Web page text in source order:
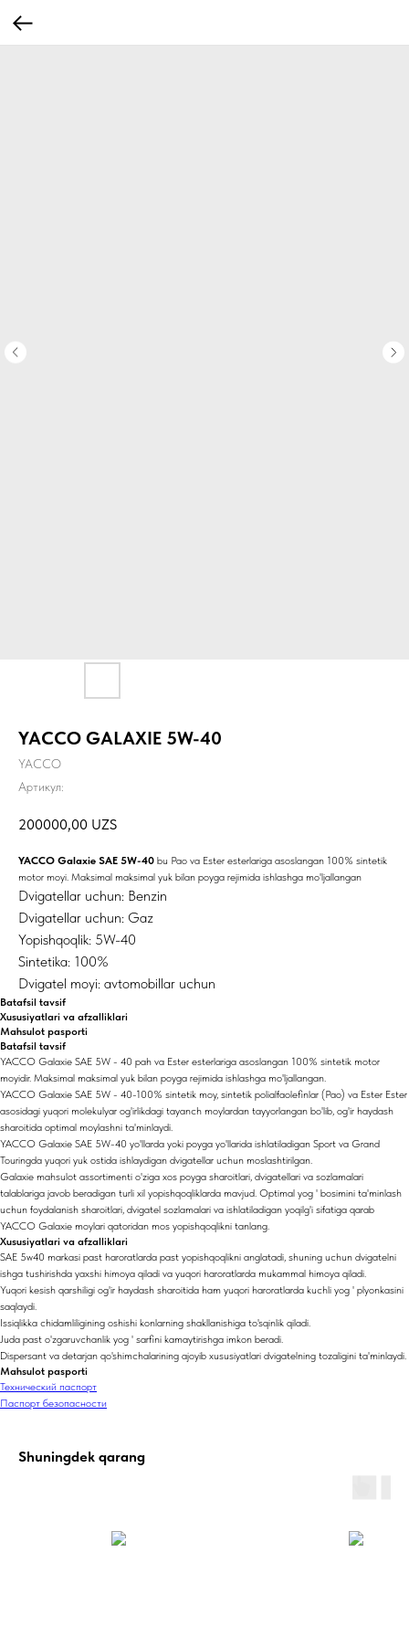
YACCO GALAXIE 5W-40
YACCO
Артикул:
200000,00 UZS
YACCO Galaxie SAE 5W-40 bu Pao va Ester esterlariga asoslangan 100% sintetik
motor moyi. Maksimal maksimal yuk bilan poyga rejimida ishlashga mo'ljallangan
Dvigatellar uchun: Benzin
Dvigatellar uchun: Gaz
Yopishqoqlik: 5W-40
Sintetika: 100%
Dvigatel moyi: avtomobillar uchun
Batafsil tavsif
Xususiyatlari va afzalliklari
Mahsulot pasporti
Batafsil tavsif
YACCO Galaxie SAE 5W - 40 pah va Ester esterlariga asoslangan 100% sintetik motor
moyidir. Maksimal maksimal yuk bilan poyga rejimida ishlashga mo'ljallangan.
YACCO Galaxie SAE 5W - 40-100% sintetik moy, sintetik polialfaolefinlar (Pao) va Ester Ester
asosidagi yuqori molekulyar og'irlikdagi tayanch moylardan tayyorlangan bo'lib, og'ir haydash
sharoitida optimal moylashni ta'minlaydi.
YACCO Galaxie SAE 5W-40 yo'llarda yoki poyga yo'llarida ishlatiladigan Sport va Grand
Touringda yuqori yuk ostida ishlaydigan dvigatellar uchun moslashtirilgan.
Galaxie mahsulot assortimenti o'ziga xos poyga sharoitlari, dvigatellari va sozlamalari
talablariga javob beradigan turli xil yopishqoqliklarda mavjud. Optimal yog ' bosimini ta'minlash
uchun foydalanish sharoitlari, dvigatel sozlamalari va ishlatiladigan yoqilg'i sifatiga qarab
YACCO Galaxie moylari qatoridan mos yopishqoqlikni tanlang.
Xususiyatlari va afzalliklari
SAE 5w40 markasi past haroratlarda past yopishqoqlikni anglatadi, shuning uchun dvigatelni
ishga tushirishda yaxshi himoya qiladi va yuqori haroratlarda mukammal himoya qiladi.
Yuqori kesish qarshiligi og'ir haydash sharoitida ham yuqori haroratlarda kuchli yog ' plyonkasini
saqlaydi.
Issiqlikka chidamliligining oshishi konlarning shakllanishiga to'sqinlik qiladi.
Juda past o'zgaruvchanlik yog ' sarfini kamaytirishga imkon beradi.
Dispersant va detarjan qo'shimchalarining ajoyib xususiyatlari dvigatelning tozaligini ta'minlaydi.
Mahsulot pasporti
Технический паспорт
Паспорт безопасности
Shuningdek qarang